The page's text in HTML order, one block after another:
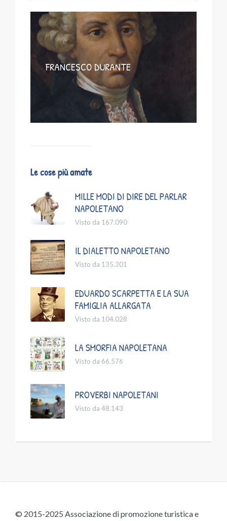
FRANCESCO DURANTE
Le cose più amate
MILLE MODI DI DIRE DEL PARLAR
NAPOLETANO
Visto da 167.090
IL DIALETTO NAPOLETANO
Visto da 135.301
EDUARDO SCARPETTA E LA SUA
FAMIGLIA ALLARGATA
Visto da 104.028
LA SMORFIA NAPOLETANA
Visto da 66.576
PROVERBI NAPOLETANI
Visto da 48.143
© 2015-2025 Associazione di promozione turistica e